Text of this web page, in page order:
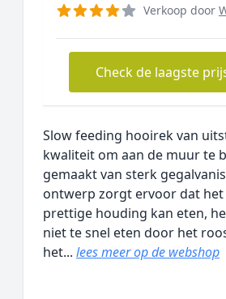
Verkoop door
Check de laagste
Slow feeding hooirek van
kwaliteit om aan de muur te
gemaakt van sterk
ontwerp zorgt ervoor dat het
prettige houding kan eten,
niet te snel eten door het
het... lees meer op de webshop